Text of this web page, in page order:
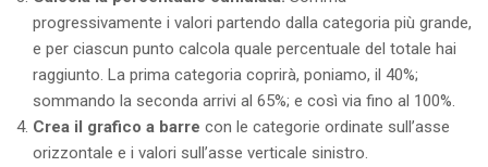
progressivamente i valori partendo dalla categoria più grande,
e per ciascun punto calcola quale percentuale del totale hai
raggiunto. La prima categoria coprirà, poniamo, il 40%;
sommando la seconda arrivi al 65%; e così via fino al 100%.
Crea il grafico a barre con le categorie ordinate sull’asse
orizzontale e i valori sull’asse verticale sinistro.